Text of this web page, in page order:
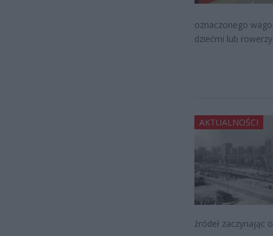
oznaczonego
dziećmi lub
AKTUALNOŚCI
źródeł zaczynając